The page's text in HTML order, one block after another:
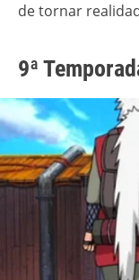
de tornar
9ª